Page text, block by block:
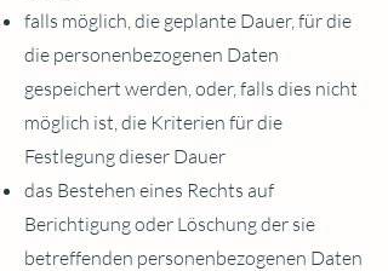
falls möglich, die geplante Dauer, für die
die personenbezogenen Daten
gespeichert werden, oder, falls dies nicht
möglich ist, die Kriterien für die
Festlegung dieser Dauer
das Bestehen eines Rechts auf
Berichtigung oder Löschung der sie
betreffenden personenbezogenen Daten